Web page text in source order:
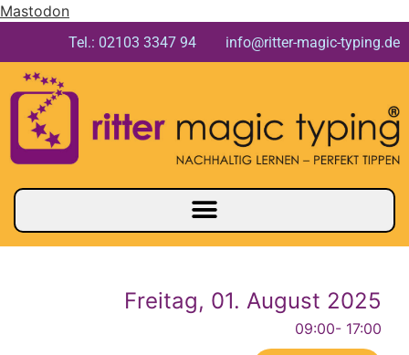
Mastodon
Tel.: 02103 3347 94 info@ritter-magic-typing.de
Freitag, 01. August 2025
09:00- 17:00